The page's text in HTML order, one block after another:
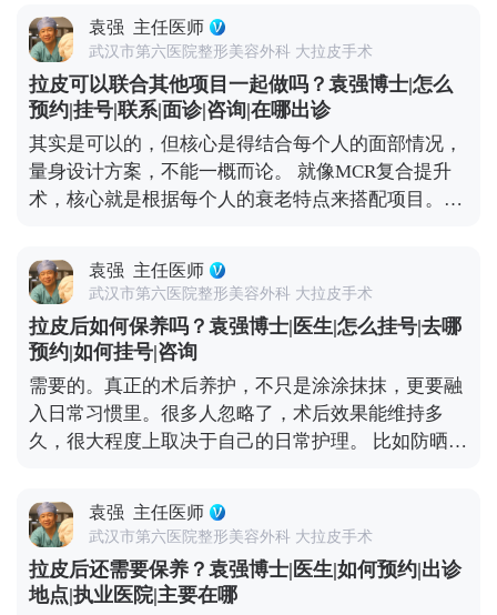
出来了。至于大家担心的耳朵变形，只要操作规范，
这种情况很少出现。 当然，愈合效果不只是医生技术
的事，术后护理也很关键。术后两三周内尽量别抽烟
喝酒，辛辣食物、海鲜和牛羊肉这些“发物”也先忌
口，饮食清淡软烂一些。出院后可以散散步，但一个
月内别做跑步、游泳、力量训练这些剧烈运动，避免
影响伤口愈合。 总的来说，只要选对医生、做好护
理，拉皮切口愈合大多都很理想，不用过度焦虑。 想
体平台（公众号、百家号、小红薯）预约面诊，详细
了解。
袁强 主任医师
武汉市第六医院整形美容外科 大拉皮手术
拉皮可以联合其他项目一起做吗？袁强博士|怎么
预约|挂号|联系|面诊|咨询|在哪出诊
其实是可以的，但核心是得结合每个人的面部情况，
量身设计方案，不能一概而论。 就像MCR复合提升
术，核心就是根据每个人的衰老特点来搭配项目。拉
很明显，比如上眼皮松、眼角往下掉，或者眼袋突
出，这种时候单做拉皮就不够全面了。 所以要是眼周
问题突出，拉皮的时候可以考虑联合提眉、双眼皮或
者祛眼袋手术。比如提眉能顺便改善眉形和上眼皮松
弛，祛眼袋分内路和外路，内路适合单纯脂肪膨出
的，外路适合皮肤也松的。至于是不是要一起做，得
看具体的面部条件和想要的效果。 不过有个小建议，
要是时间充裕，分阶段做会更稳妥。先做拉皮把整体
再针对性调整眼周，这样最终效果会更协调自然。 想
知道更多关于MCR复合提升术的问题，可以去官方媒
体平台（公众号、百家号、小红薯）预约面诊，详细
了解。
袁强 主任医师
武汉市第六医院整形美容外科 大拉皮手术
拉皮后如何保养吗？袁强博士|医生|怎么挂号|去哪
预约|如何挂号|咨询
需要的。真正的术后养护，不只是涂涂抹抹，更要融
入日常习惯里。很多人忽略了，术后效果能维持多
久，很大程度上取决于自己的日常护理。 比如防晒，
元凶，术后如果不做好防晒，不仅容易出现色素沉
着，还会加速胶原分解，让皮肤提前松弛。还有作息
和饮食，长期熬夜、吃太多甜食，会让皮肤炎症加
重、氧化加快，不仅容易暗沉，还可能让松弛问题复
发。 另外，表情管理也很关键。虽然术后表情会慢慢
袁强 主任医师
武汉市第六医院整形美容外科 大拉皮手术
拉皮后还需要保养？袁强博士|医生|如何预约|出诊
地点|执业医院|主要在哪